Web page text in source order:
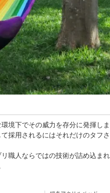
境下でその威力を存分に発揮し
採用されるにはそれだけのタフ
職人ならではの技術が詰め込まれ